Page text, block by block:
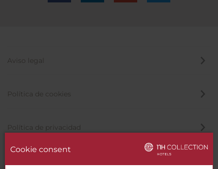
Aviso legal
Política de cookies
Política de privacidad
Cookie consent